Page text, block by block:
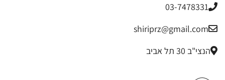
03-7478331
shiriprz@gmail.com
הנצי"ב 30 תל אביב